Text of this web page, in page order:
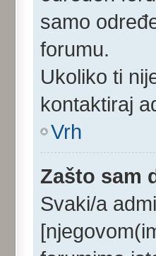
samo
forumu.
Ukoliko ti
kontaktiraj
Vrh
Zašto sam
Svaki/a